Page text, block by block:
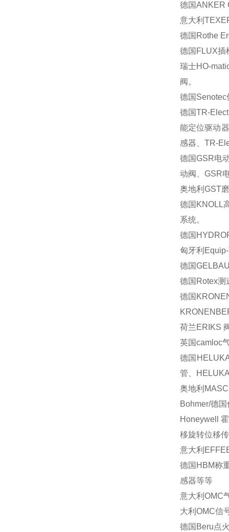
德国ANKER
意大利
德国 Rothe
德国 FLUX插
瑞士HO-
阀。
德国 Senotec
德国TR-
能定位驱动
感器、 TR-
德国GSR电
动阀、 GSR
奥地利 GST
德国 KNOLL
系统。
德国
匈牙利
德国
德国 Rotex测
德国
荷兰ERIKS
英国camloc
德国
管、
奥地利
Bohmer/德国
Honeywell
移旋转位移
意大利
德国 HBM称
感器等等
意大利 OMC
大利 OMC信
德国 Beru点